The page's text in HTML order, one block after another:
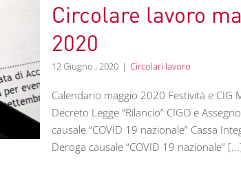
Circolare lavoro
2020
12 Giugno , 2020 | Circolari lavoro
Calendario maggio 2020 Festività e CIG
Decreto Legge “Rilancio” CIGO e
causale “COVID 19 nazionale” Cassa
Deroga causale “COVID 19 nazionale”